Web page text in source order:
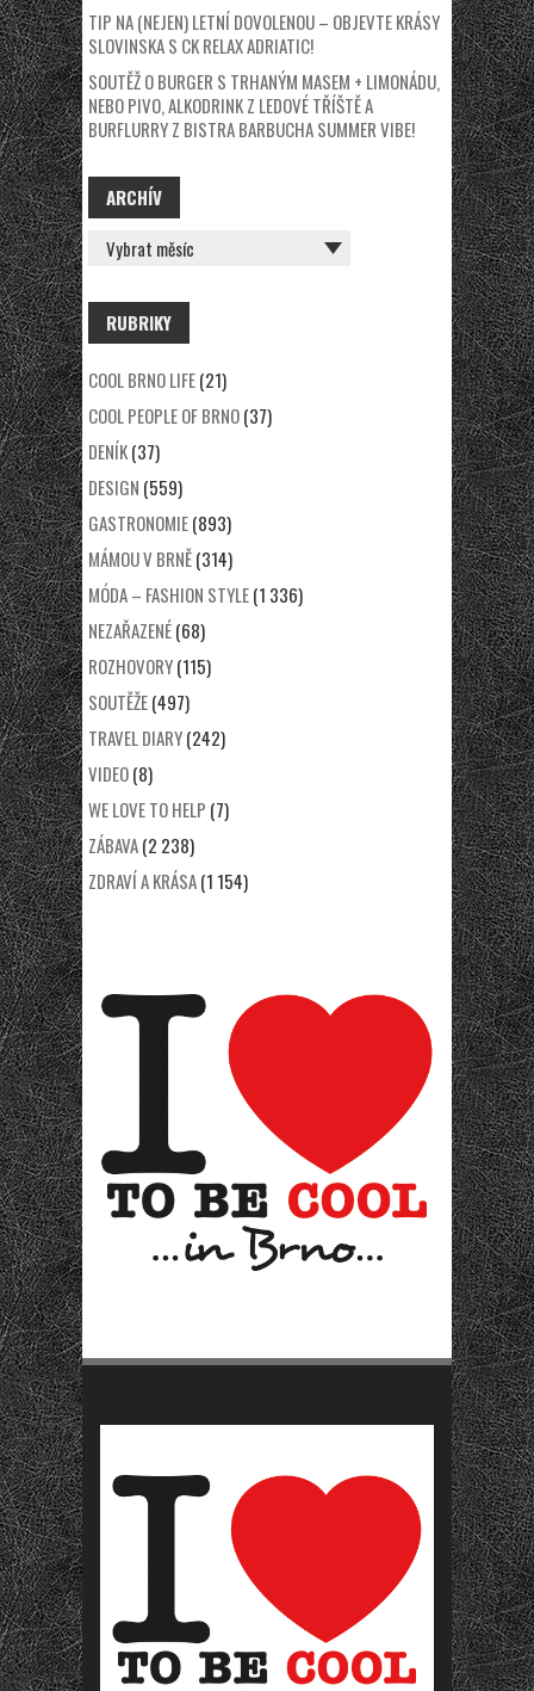
TIP NA (NEJEN) LETNÍ DOVOLENOU – OBJEVTE KRÁSY
SLOVINSKA S CK RELAX ADRIATIC!
SOUTĚŽ O BURGER S TRHANÝM MASEM + LIMONÁDU,
NEBO PIVO, ALKODRINK Z LEDOVÉ TŘÍŠTĚ A
BURFLURRY Z BISTRA BARBUCHA SUMMER VIBE!
ARCHÍV
ARCHÍV
RUBRIKY
COOL BRNO LIFE(21)
COOL PEOPLE OF BRNO(37)
DENÍK(37)
DESIGN (559)
GASTRONOMIE(893)
MÁMOU V BRNĚ(314)
MÓDA – FASHION STYLE(1 336)
NEZAŘAZENÉ(68)
ROZHOVORY(115)
SOUTĚŽE(497)
TRAVEL DIARY(242)
VIDEO(8)
WE LOVE TO HELP (7)
ZÁBAVA(2 238)
ZDRAVÍ A KRÁSA(1 154)